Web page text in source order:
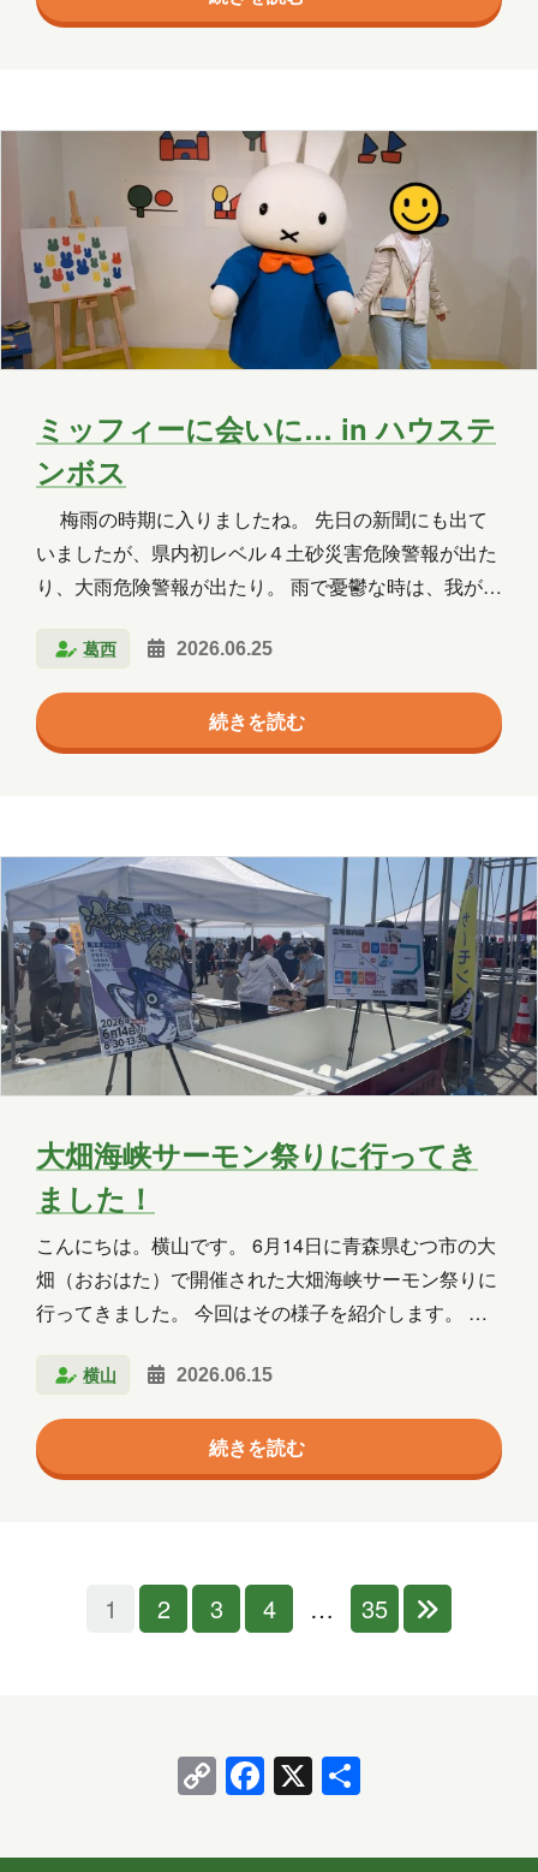
は栄のシンボル、中部電力 MIRAI TOWER（旧・名古
おなじみ愛が一番アイ〇ルの看板があり何となくパシ
ャリ。 名古屋城 名古屋城の見どころは、やはり…
ミッフィーに会いに… in ハウステ
ンボス
梅雨の時期に入りましたね。 先日の新聞にも出て
いましたが、県内初レベル４土砂災害危険警報が出た
り、大雨危険警報が出たり。 雨で憂鬱な時は、我が社
クスッと笑えたり…。外に出れない雨の日をそんな風
に過ごしている葛西です。 そんな葛西の今回のブ
ログは…今年のGWに母と訪れたハウステンボスにつ
いて書きたいと思います。 ハウステンボスとは…
は、東京ディズニーリゾートの約1.5倍。 ハウステン
ボス公式ガイドマップはこちら 運河や風車、四季
折々…
葛西 2026.06.25
続きを読む
大畑海峡サーモン祭りに行ってき
ました！
こんにちは。横山です。 6月14日に青森県むつ市の大
畑（おおはた）で開催された大畑海峡サーモン祭りに
行ってきました。 今回はその様子を紹介します。 大
畑町魚市場で毎年6月に開かれているお祭りです。 平
成6年に始まり、今年でなんと33回目を迎えるそうで
す。 一本釣りやつかみどり、タモすくい、サーモンレ
ース、即売会などの催しが揃っています。 主役の「海
の流れが速く冷たい海でもまれて育つため、身が締ま
り、脂はしっかり乗りつつもくどくないのが特徴だそ
横山 2026.06.15
続きを読む
1 2 3 4 … 35
Copy
Link
Facebook
X